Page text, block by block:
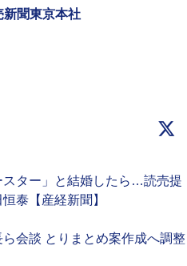
新聞東京本社
ター」と結婚したら…読売提
泰【産経新聞】
会談 とりまとめ案作成へ調整